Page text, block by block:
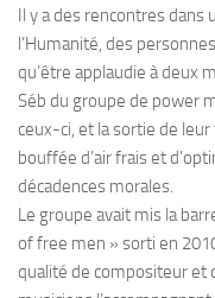
Il y a des rencontres dans
l’Humanité, des
qu’être applaudie à deux
Séb du groupe de power
ceux-ci, et la sortie de
bouffée d’air frais et
décadences morales.
Le groupe avait mis la
of free men » sorti en
qualité de compositeur et